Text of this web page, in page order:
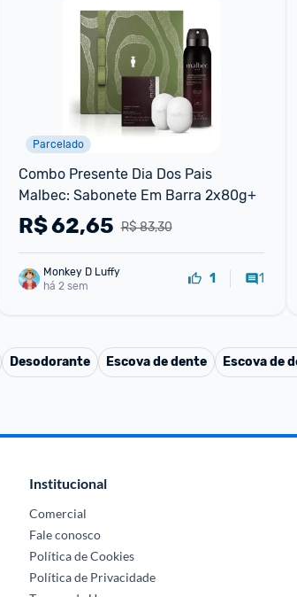
Parcelado
Combo Presente Dia Dos Pais
Malbec: Sabonete Em Barra 2x80g+
R$ 83,30
R$62,65
Monkey D Luffy
há 2 sem
1 1
Desodorante Escova de dente Escova de
Institucional
Comercial
Fale conosco
Política de Cookies
Política de Privacidade